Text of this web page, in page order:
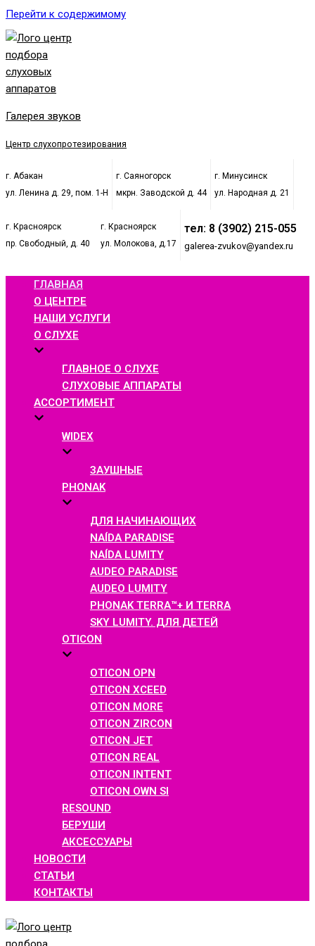
Перейти к содержимому
Галерея звуков
Центр слухопротезирования
г. Абакан
ул. Ленина д. 29, пом. 1-Н
г. Саяногорск
мкрн. Заводской д. 44
г. Минусинск
ул. Народная д. 21
г. Красноярск
пр. Свободный, д. 40
г. Красноярск
ул. Молокова, д.17
тел: 8 (3902) 215-055
galerea-zvukov@yandex.ru
ГЛАВНАЯ
О ЦЕНТРЕ
НАШИ УСЛУГИ
О СЛУХЕ
ГЛАВНОЕ О СЛУХЕ
СЛУХОВЫЕ АППАРАТЫ
АССОРТИМЕНТ
WIDEX
ЗАУШНЫЕ
PHONAK
ДЛЯ НАЧИНАЮЩИХ
NAÍDA PARADISE
NAÍDA LUMITY
AUDEO PARADISE
AUDEO LUMITY
PHONAK TERRA™+ И TERRA
SKY LUMITY. ДЛЯ ДЕТЕЙ
OTICON
OTICON OPN
OTICON XCEED
OTICON MORE
OTICON ZIRCON
OTICON JET
OTICON REAL
OTICON INTENT
OTICON OWN SI
RESOUND
БЕРУШИ
АКСЕССУАРЫ
НОВОСТИ
СТАТЬИ
КОНТАКТЫ